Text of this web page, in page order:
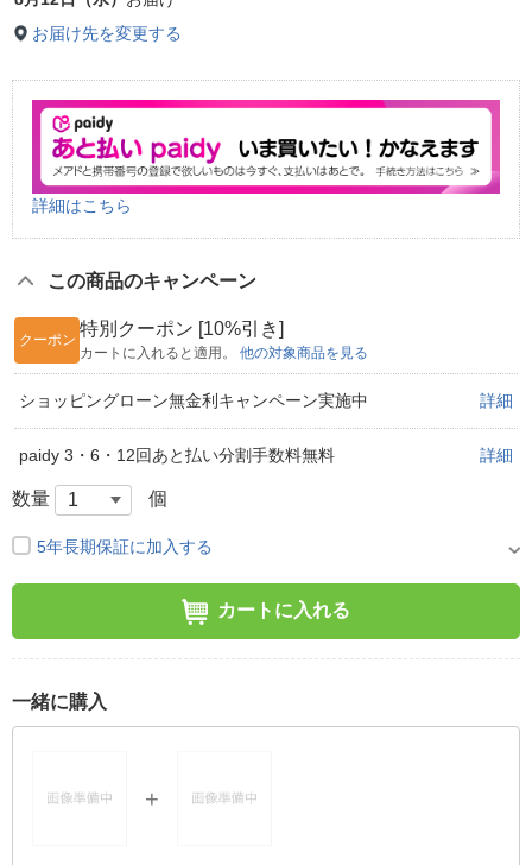
お届け先を変更する
詳細はこちら
この商品のキャンペーン
クーポン
特別クーポン [10%引き]
カートに入れると適用。 他の対象商品を見る
ショッピングローン無金利キャンペーン実施中 詳細
paidy 3・6・12回あと払い分割手数料無料 詳細
数量 個
5年長期保証に加入する
カートに入れる
一緒に購入